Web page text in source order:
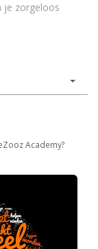
je zorgeloos
Academy?